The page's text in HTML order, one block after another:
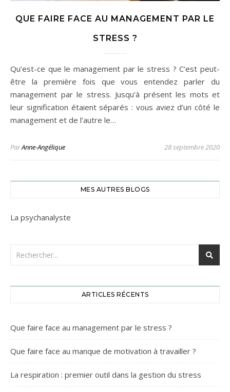
QUE FAIRE FACE AU MANAGEMENT PAR LE
STRESS ?
Qu’est-ce que le management par le stress ? C’est peut-
être la première fois que vous entendez parler du
management par le stress. Jusqu’à présent les mots et
leur signification étaient séparés : vous aviez d’un côté le
management et de l’autre le…
ParAnne-Angélique 28 septembre 2020
MES AUTRES BLOGS
La psychanalyste
ARTICLES RÉCENTS
Que faire face au management par le stress ?
Que faire face au manque de motivation à travailler ?
La respiration : premier outil dans la gestion du stress